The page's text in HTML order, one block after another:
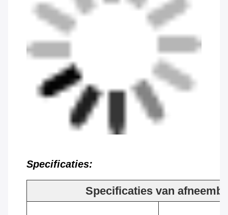
Specificaties:
Specificaties van